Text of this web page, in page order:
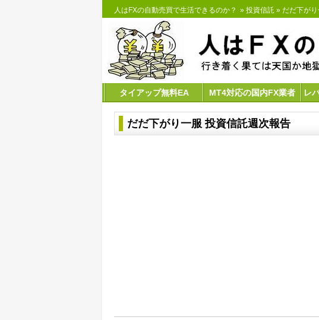
人はFXの自動売買で生活できるのか？ » 投資信託 » だだ下が
タイアップ無料EA MT4対応の国内FX業者 レ
だだ下がり一服 投資信託週次報告